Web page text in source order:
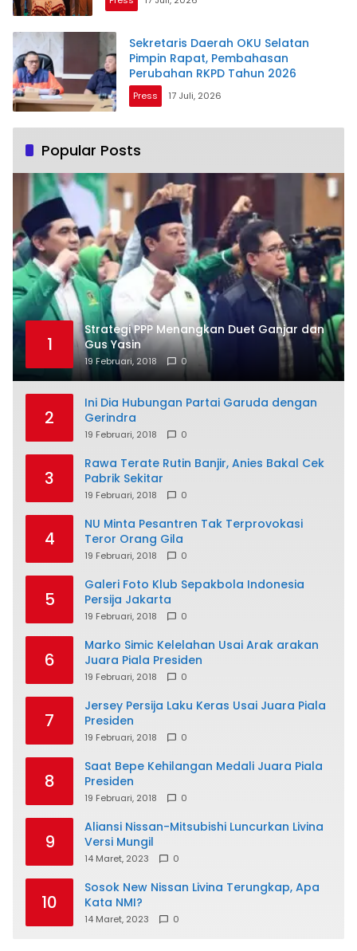
Sekretaris Daerah OKU Selatan
Pimpin Rapat, Pembahasan
Perubahan RKPD Tahun 2026
Press 17 Juli, 2026
Popular Posts
1
Strategi PPP Menangkan Duet Ganjar dan
Gus Yasin
19 Februari, 2018 0
2
Ini Dia Hubungan Partai Garuda dengan
Gerindra
19 Februari, 2018 0
3
Rawa Terate Rutin Banjir, Anies Bakal Cek
Pabrik Sekitar
19 Februari, 2018 0
4
NU Minta Pesantren Tak Terprovokasi
Teror Orang Gila
19 Februari, 2018 0
5
Galeri Foto Klub Sepakbola Indonesia
Persija Jakarta
19 Februari, 2018 0
6
Marko Simic Kelelahan Usai Arak arakan
Juara Piala Presiden
19 Februari, 2018 0
7
Jersey Persija Laku Keras Usai Juara Piala
Presiden
19 Februari, 2018 0
8
Saat Bepe Kehilangan Medali Juara Piala
Presiden
19 Februari, 2018 0
9
Aliansi Nissan-Mitsubishi Luncurkan Livina
Versi Mungil
14 Maret, 2023 0
10
Sosok New Nissan Livina Terungkap, Apa
Kata NMI?
14 Maret, 2023 0